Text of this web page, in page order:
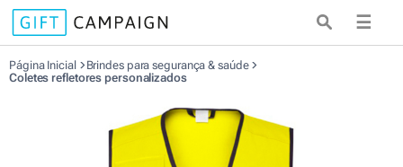
☰
Página Inicial
Brindes para segurança & saúde
Coletes refletores personalizados